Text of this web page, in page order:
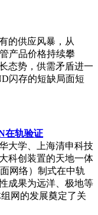
的供应风暴，从
产品价格持续攀
态势，供需矛盾进一
闪存的短缺局面短
在轨验证
大学、上海清申科技
科创装置的天地一体
网络）制式在中轨
成果为远洋、极地等
网的发展奠定了关